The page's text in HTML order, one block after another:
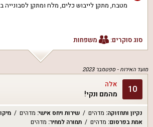
מטבח, מתקן לייבוש כלים, מלח ומתקן לסבונייה
סוג סוקרים: משפחות
מועד האירוח -ספטמבר 2023
10 אלה
מהמם ונקי!
נקיון ותחזוקה: מדהים שירות ויחס אישי: מדהים
אמת בפרסום: מדהים תמורה למחיר: מדהים